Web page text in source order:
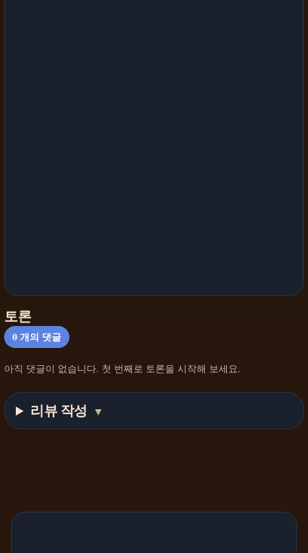
토론
0개의 댓글
아직 댓글이 없습니다. 첫 번째로 토론을 시작해 보세요.
리뷰 작성 ▼